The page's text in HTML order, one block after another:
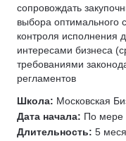
Технический директор
Топ менеджмент
Генеральный директор
Исполнительный
Директор по продукту
Директор по
Методист
Методист
Логистика
Управление в
Ресторанный бизнес
Государственное и
Менеджмент в сфере
сопровождать
выбора оптимального
контроля исполнения
интересами бизнеса
требованиями
регламентов
Школа: Московская
Дата начала: По мере
Длительность: 5